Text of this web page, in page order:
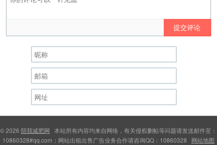
提交评论
© 2026 陪我减肥网 本站所有内容均来自网络，有关侵权删帖等问题请发送邮件至：
10860328#qq.com；网站出租出售广告业务合作请咨询QQ：10860328 网站地图